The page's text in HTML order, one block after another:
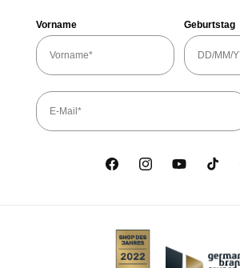
Vorname Geburtstag
FacebookInstagramYouTubeTikTok